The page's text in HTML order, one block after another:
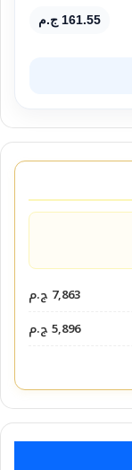
161.55 ج.م
7,863 ج.م
5,896 ج.م